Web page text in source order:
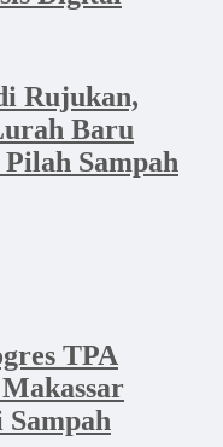
Rujukan,
Baru
Sampah
TPA